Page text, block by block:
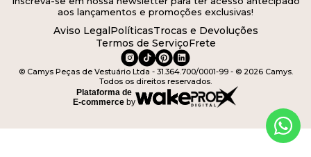
aos lançamentos e promoções exclusivas!
Aviso LegalPolíticasTrocas e Devoluções
Termos de ServiçoFrete
© Camys Peças de Vestuário Ltda - 31.364.700/0001-99 - © 2026 Camys.
Todos os direitos reservados.
Plataforma de
E-commerce by